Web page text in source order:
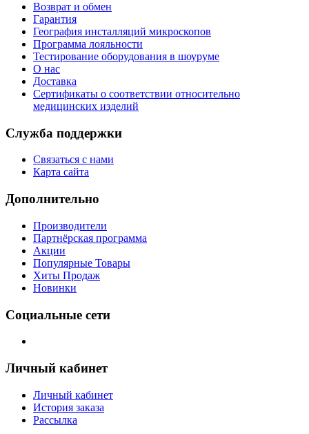
Возврат и обмен
Гарантия
География инсталляций микроскопов
Программа лояльности
Тестирование оборудования в шоуруме
О нас
Доставка
Сертификаты о соответствии относительно
медицинских изделий
Служба поддержки
Связаться с нами
Карта сайта
Дополнительно
Производители
Партнёрская программа
Акции
Популярные Товары
Хиты Продаж
Новинки
Социальные сети
Личный кабинет
Личный кабинет
История заказа
Рассылка